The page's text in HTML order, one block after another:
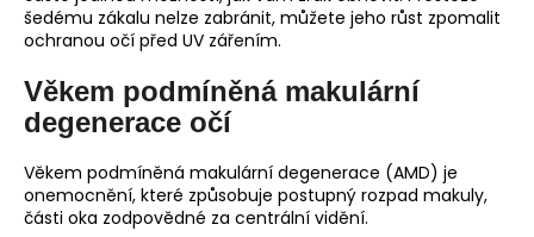
šedému zákalu nelze zabránit, můžete jeho růst zpomalit
ochranou očí před UV zářením.
Věkem podmíněná makulární
degenerace očí
Věkem podmíněná makulární degenerace (AMD) je
onemocnění, které způsobuje postupný rozpad makuly,
části oka zodpovědné za centrální vidění.